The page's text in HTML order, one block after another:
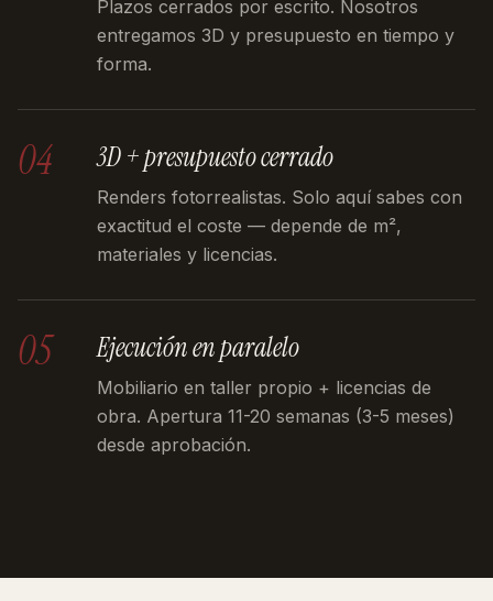
Plazos cerrados por escrito. Nosotros
entregamos 3D y presupuesto en tiempo y
forma.
04 3D + presupuesto cerrado
Renders fotorrealistas. Solo aquí sabes con
exactitud el coste — depende de m²,
materiales y licencias.
05 Ejecución en paralelo
Mobiliario en taller propio + licencias de
obra. Apertura 11-20 semanas (3-5 meses)
desde aprobación.